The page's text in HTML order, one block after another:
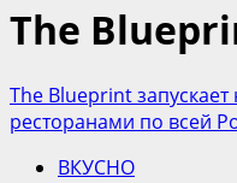
The
The Blueprint
ресторанами по всей
ВКУСНО